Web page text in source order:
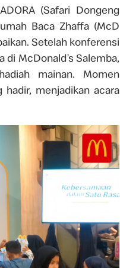
(Safari Dongeng
Baca Zhaffa (McD
Setelah konferensi
di McDonald’s Salemba,
mainan. Momen
menjadikan acara